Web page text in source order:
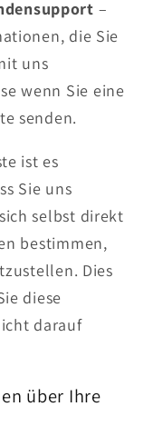
–
die Sie
uns
wenn Sie eine
senden.
ist es
Sie uns
selbst direkt
bestimmen,
Dies
diese
darauf
über Ihre